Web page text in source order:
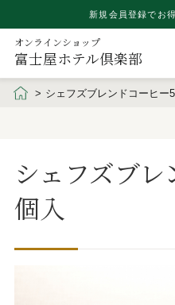
新規会員登録でお
オンラインショップ
富士屋ホテル倶楽部
シェフズブレンドコーヒー
シェフズブ
個入